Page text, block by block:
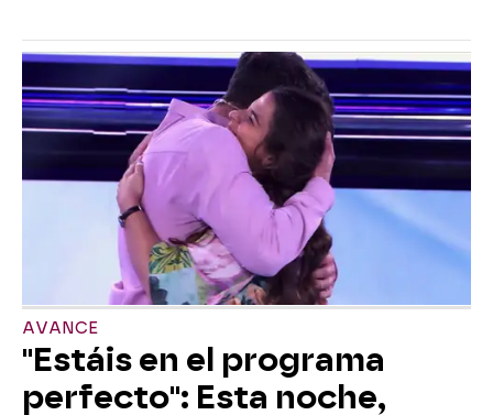
AVANCE
"Estáis en el programa
perfecto": Esta noche,